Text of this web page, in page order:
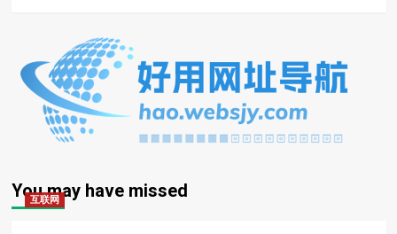
You may have missed
互联网